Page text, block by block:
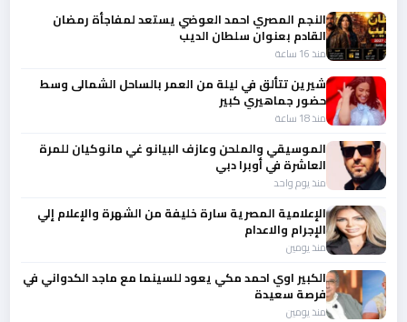
النجم المصري احمد العوضي يستعد لمفاجأة رمضان
القادم بعنوان سلطان الديب
منذ 16 ساعة
شيرين تتألق في ليلة من العمر بالساحل الشمالى وسط
حضور جماهيري كبير
منذ 18 ساعة
الموسيقي والملحن وعازف البيانو غي مانوكيان للمرة
العاشرة في أوبرا دبي
منذ يوم واحد
الإعلامية المصرية سارة خليفة من الشهرة والإعلام إلي
الإجرام والاعدام
منذ يومين
الكبير اوي احمد مكي يعود للسينما مع ماجد الكدواني في
فرصة سعيدة
منذ يومين